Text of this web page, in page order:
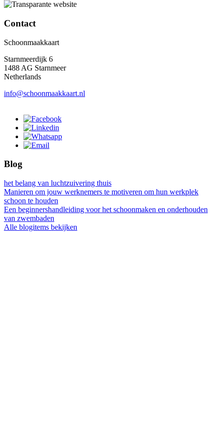
Contact
Schoonmaakkaart
Starnmeerdijk 6
1488 AG Starnmeer
Netherlands
info@schoonmaakkaart.nl
Blog
het belang van luchtzuivering thuis
Manieren om jouw werknemers te motiveren om hun werkplek
schoon te houden
Een beginnershandleiding voor het schoonmaken en onderhouden
van zwembaden
Alle blogitems bekijken